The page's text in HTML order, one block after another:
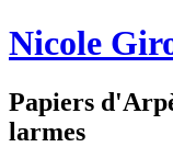
Nicole
Papiers
larmes